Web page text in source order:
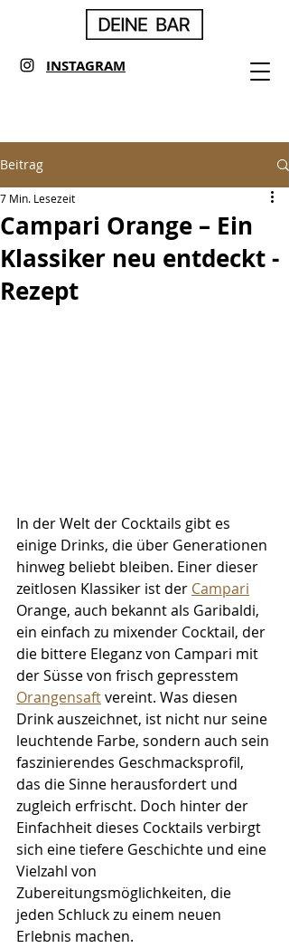
INSTAGRAM
Beitrag
Campari Orange – Ein
Klassiker neu entdeckt -
Rezept
7 Min. Lesezeit
In der Welt der Cocktails gibt es
einige Drinks, die über Generationen
hinweg beliebt bleiben. Einer dieser
zeitlosen Klassiker ist der Campari
Orange, auch bekannt als Garibaldi,
ein einfach zu mixender Cocktail, der
die bittere Eleganz von Campari mit
der Süsse von frisch gepresstem
Orangensaft vereint. Was diesen
Drink auszeichnet, ist nicht nur seine
leuchtende Farbe, sondern auch sein
faszinierendes Geschmacksprofil,
das die Sinne herausfordert und
zugleich erfrischt. Doch hinter der
Einfachheit dieses Cocktails verbirgt
sich eine tiefere Geschichte und eine
Vielzahl von
Zubereitungsmöglichkeiten, die
jeden Schluck zu einem neuen
Erlebnis machen.